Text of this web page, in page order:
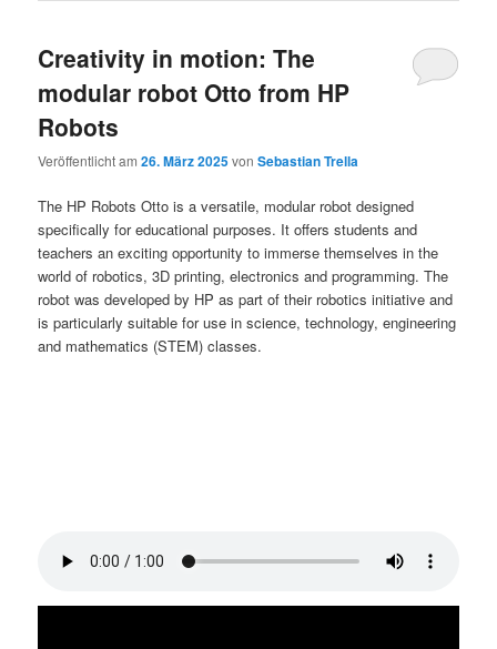
Creativity in motion: The
modular robot Otto from HP
Robots
Veröffentlicht am26. März 2025vonSebastian Trella
The HP Robots Otto is a versatile, modular robot designed
specifically for educational purposes. It offers students and
teachers an exciting opportunity to immerse themselves in the
world of robotics, 3D printing, electronics and programming. The
robot was developed by HP as part of their robotics initiative and
is particularly suitable for use in science, technology, engineering
and mathematics (STEM) classes.